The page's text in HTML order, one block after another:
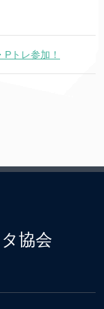
トレ参加！
協会